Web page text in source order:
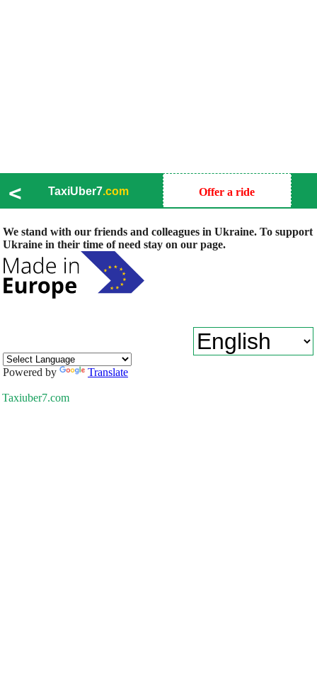
< TaxiUber7.com Offer a ride
We stand with our friends and colleagues in Ukraine. To support
Ukraine in their time of need stay on our page.
Powered by Translate
Taxiuber7.com